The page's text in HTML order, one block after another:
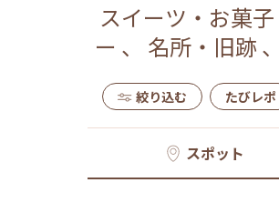
スイーツ・お菓子
ー 、 名所・旧跡 、
絞り込む たびレポ
スポット